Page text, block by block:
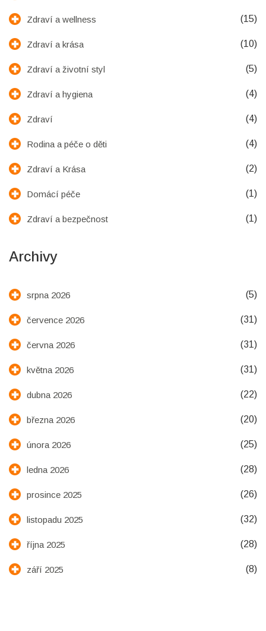
Zdraví a wellness (15)
Zdraví a krása (10)
Zdraví a životní styl (5)
Zdraví a hygiena (4)
Zdraví (4)
Rodina a péče o děti (4)
Zdraví a Krása (2)
Domácí péče (1)
Zdraví a bezpečnost (1)
Archivy
srpna 2026 (5)
července 2026 (31)
června 2026 (31)
května 2026 (31)
dubna 2026 (22)
března 2026 (20)
února 2026 (25)
ledna 2026 (28)
prosince 2025 (26)
listopadu 2025 (32)
října 2025 (28)
září 2025 (8)